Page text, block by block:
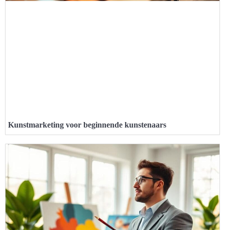
Kunstmarketing voor beginnende kunstenaars